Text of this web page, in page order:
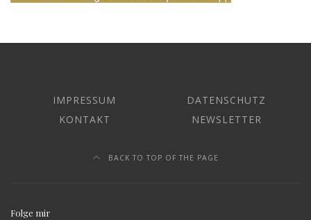
IMPRESSUM
DATENSCHUTZ
KONTAKT
NEWSLETTER
BACK TO TOP OF THE PAGE
Folge mir